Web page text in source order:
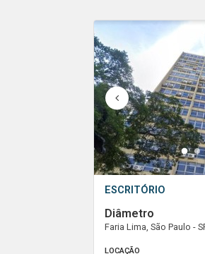
1 2
ESCRITÓRIO
Diâmetro
Faria Lima, São Paulo -
LOCAÇÃO